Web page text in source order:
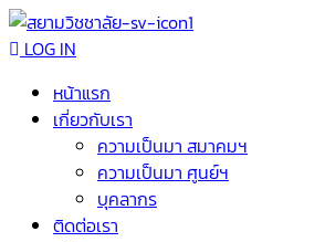
LOG IN
หน้าแรก
เกี่ยวกับเรา
ความเป็นมา สมาคมฯ
ความเป็นมา ศูนย์ฯ
บุคลากร
ติดต่อเรา